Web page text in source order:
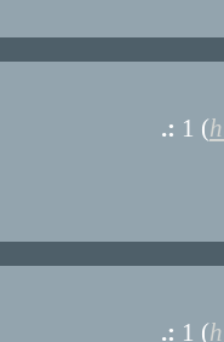
.: 1 (
.: 1 (